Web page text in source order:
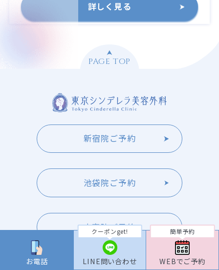
お電話
クーポンget!
LINE問い合わせ
簡単予約
WEBでご予約
詳しく見る
PAGE TOP
新宿院ご予約
池袋院ご予約
大宮院ご予約